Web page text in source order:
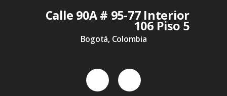
Calle 90A # 95-77 Interior
106 Piso 5
Bogotá, Colombia